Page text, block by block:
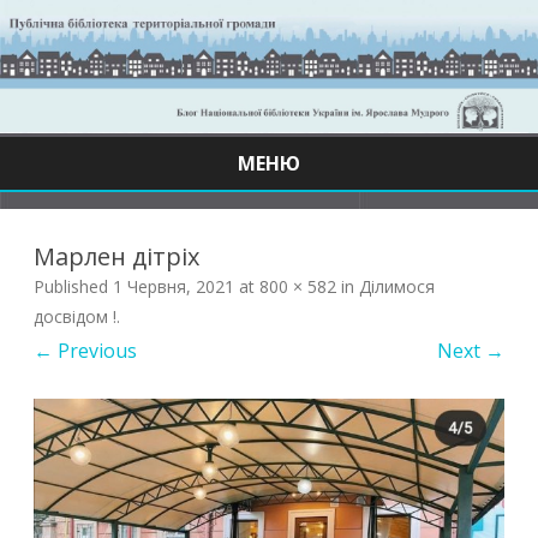
МЕНЮ
Марлен дітріх
Published 1 Червня, 2021 at 800 × 582 in Ділимося
досвідом !.
← Previous Next →